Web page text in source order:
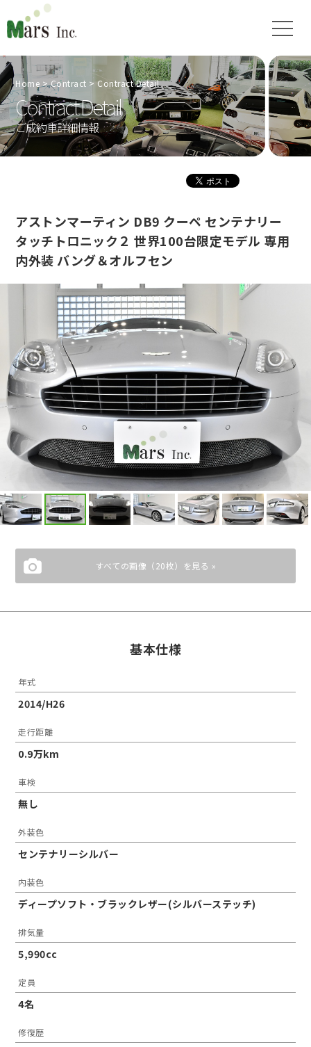
Home Contract Contract Detail
Contract Detail
ご成約車詳細情報
アストンマーティン DB9 クーペ センテナリー
タッチトロニック２ 世界100台限定モデル 専用
内外装 バング＆オルフセン
すべての画像（20枚）を見る »
基本仕様
年式
2014/H26
走行距離
0.9万km
車検
無し
外装色
センテナリーシルバー
内装色
ディープソフト・ブラックレザー(シルバーステッチ)
排気量
5,990cc
定員
4名
修復歴